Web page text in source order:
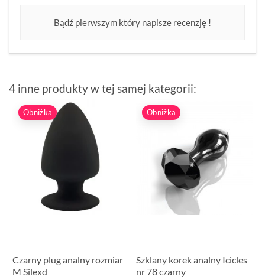
Bądź pierwszym który napisze recenzję !
4 inne produkty w tej samej kategorii:
Obniżka
Czarny plug analny rozmiar
M Silexd
Obniżka
Szklany korek analny Icicles
nr 78 czarny